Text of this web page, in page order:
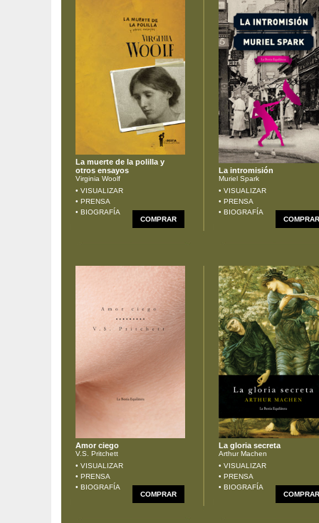
La muerte de la polilla y
otros ensayos
Virginia Woolf
• VISUALIZAR
• PRENSA
• BIOGRAFÍA
COMPRAR
La intromisión
Muriel Spark
• VISUALIZAR
• PRENSA
• BIOGRAFÍA
COMPRAR
Amor ciego
V.S. Pritchett
• VISUALIZAR
• PRENSA
• BIOGRAFÍA
COMPRAR
La gloria secreta
Arthur Machen
• VISUALIZAR
• PRENSA
• BIOGRAFÍA
COMPRAR